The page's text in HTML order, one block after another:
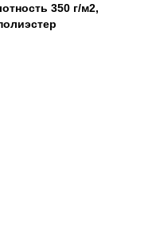
350 г/м2,